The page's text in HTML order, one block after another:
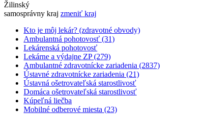
Žilinský
samosprávny kraj zmeniť kraj
Kto je môj lekár? (zdravotné obvody)
Ambulantná pohotovosť (31)
Lekárenská pohotovosť
Lekárne a výdajne ZP (279)
Ambulantné zdravotnícke zariadenia (2837)
Ústavné zdravotnícke zariadenia (21)
Ústavná ošetrovateľská starostlivosť
Domáca ošetrovateľská starostlivosť
Kúpeľná liečba
Mobilné odberové miesta (23)